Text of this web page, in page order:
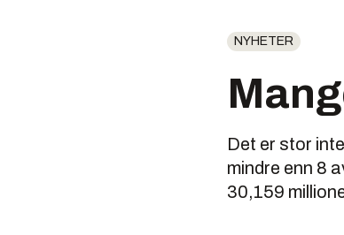
NYHETER
Det er stor
mindre enn 8
30,159